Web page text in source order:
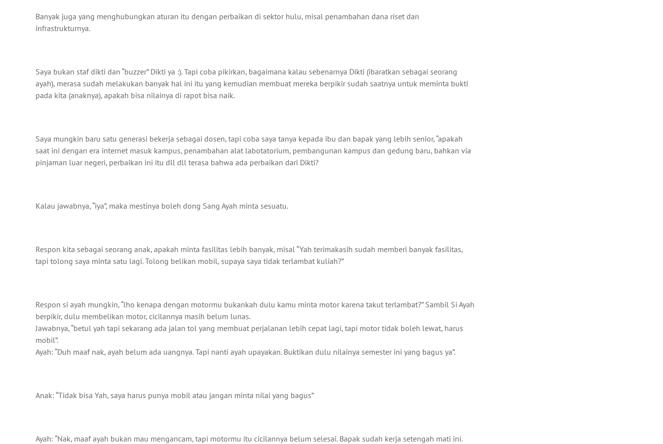
Banyak juga yang menghubungkan aturan itu dengan perbaikan di sektor hulu, misal penambahan dana riset dan
infrastrukturnya.
Saya bukan staf dikti dan “buzzer” Dikti ya :). Tapi coba pikirkan, bagaimana kalau sebenarnya Dikti (ibaratkan sebagai seorang
ayah), merasa sudah melakukan banyak hal ini itu yang kemudian membuat mereka berpikir sudah saatnya untuk meminta bukti
pada kita (anaknya), apakah bisa nilainya di rapot bisa naik.
Saya mungkin baru satu generasi bekerja sebagai dosen, tapi coba saya tanya kepada ibu dan bapak yang lebih senior, “apakah
saat ini dengan era internet masuk kampus, penambahan alat labotatorium, pembangunan kampus dan gedung baru, bahkan via
pinjaman luar negeri, perbaikan ini itu dll dll terasa bahwa ada perbaikan dari Dikti?
Kalau jawabnya, “iya”, maka mestinya boleh dong Sang Ayah minta sesuatu.
Respon kita sebagai seorang anak, apakah minta fasilitas lebih banyak, misal “Yah terimakasih sudah memberi banyak fasilitas,
tapi tolong saya minta satu lagi. Tolong belikan mobil, supaya saya tidak terlambat kuliah?”
Respon si ayah mungkin, “lho kenapa dengan motormu bukankah dulu kamu minta motor karena takut terlambat?” Sambil Si Ayah
berpikir, dulu membelikan motor, cicilannya masih belum lunas.
Jawabnya, “betul yah tapi sekarang ada jalan tol yang membuat perjalanan lebih cepat lagi, tapi motor tidak boleh lewat, harus
mobil”.
Ayah: “Duh maaf nak, ayah belum ada uangnya. Tapi nanti ayah upayakan. Buktikan dulu nilainya semester ini yang bagus ya”.
Anak: “Tidak bisa Yah, saya harus punya mobil atau jangan minta nilai yang bagus”
Ayah: “Nak, maaf ayah bukan mau mengancam, tapi motormu itu cicilannya belum selesai. Bapak sudah kerja setengah mati ini.